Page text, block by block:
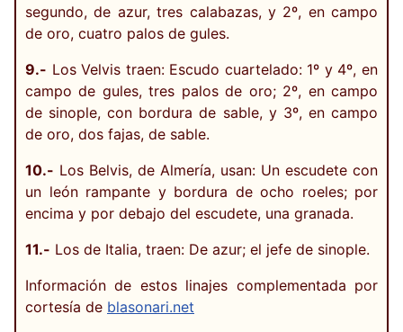
segundo, de azur, tres calabazas, y 2º, en campo
de oro, cuatro palos de gules.
9.- Los Velvis traen: Escudo cuartelado: 1º y 4º, en
campo de gules, tres palos de oro; 2º, en campo
de sinople, con bordura de sable, y 3º, en campo
de oro, dos fajas, de sable.
10.- Los Belvis, de Almería, usan: Un escudete con
un león rampante y bordura de ocho roeles; por
encima y por debajo del escudete, una granada.
11.- Los de Italia, traen: De azur; el jefe de sinople.
Información de estos linajes complementada por
cortesía de blasonari.net